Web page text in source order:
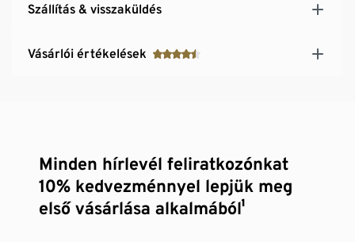
Szállítás & visszaküldés
Vásárlói értékelések
Minden hírlevél feliratkozónkat
10% kedvezménnyel lepjük meg
első vásárlása alkalmából¹